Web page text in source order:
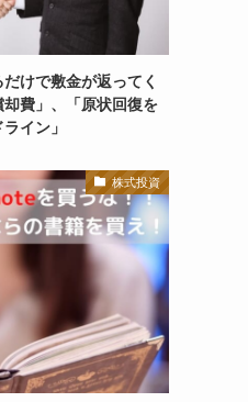
けで敷金が返ってく
費」、「原状回復を
イン」
株式投資